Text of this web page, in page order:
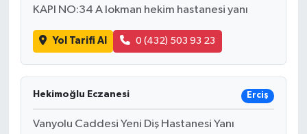
KAPI NO:34 A lokman hekim hastanesi yanı
Yol Tarifi Al 0 (432) 503 93 23
Hekimoğlu Eczanesi Erciş
Vanyolu Caddesi Yeni Diş Hastanesi Yanı